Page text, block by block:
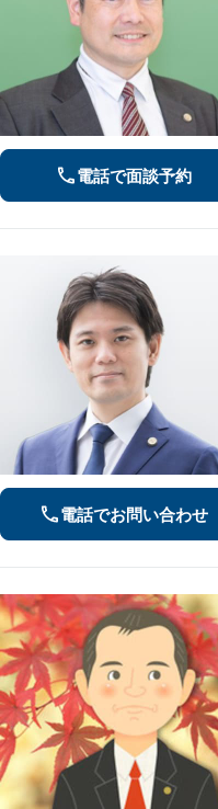
電話で面談予約
電話でお問い合わせ